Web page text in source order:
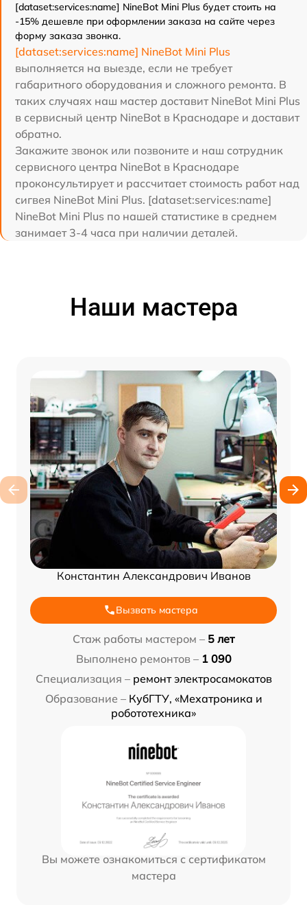
[dataset:services:name] NineBot Mini Plus будет стоить на
-15% дешевле при оформлении заказа на сайте через
форму заказа звонка.
[dataset:services:name] NineBot Mini Plus
выполняется на выезде, если не требует
габаритного оборудования и сложного ремонта. В
таких случаях наш мастер доставит NineBot Mini Plus
в сервисный центр NineBot в Краснодаре и доставит
обратно.
Закажите звонок или позвоните и наш сотрудник
сервисного центра NineBot в Краснодаре
проконсультирует и рассчитает стоимость работ над
сигвея NineBot Mini Plus. [dataset:services:name]
NineBot Mini Plus по нашей статистике в среднем
занимает 3-4 часа при наличии деталей.
Наши мастера
Константин Александрович Иванов
Вызвать мастера
Стаж работы мастером – 5 лет
Выполнено ремонтов – 1 090
Специализация – ремонт электросамокатов
Образование – КубГТУ, «Мехатроника и
робототехника»
Вы можете ознакомиться с сертификатом
мастера